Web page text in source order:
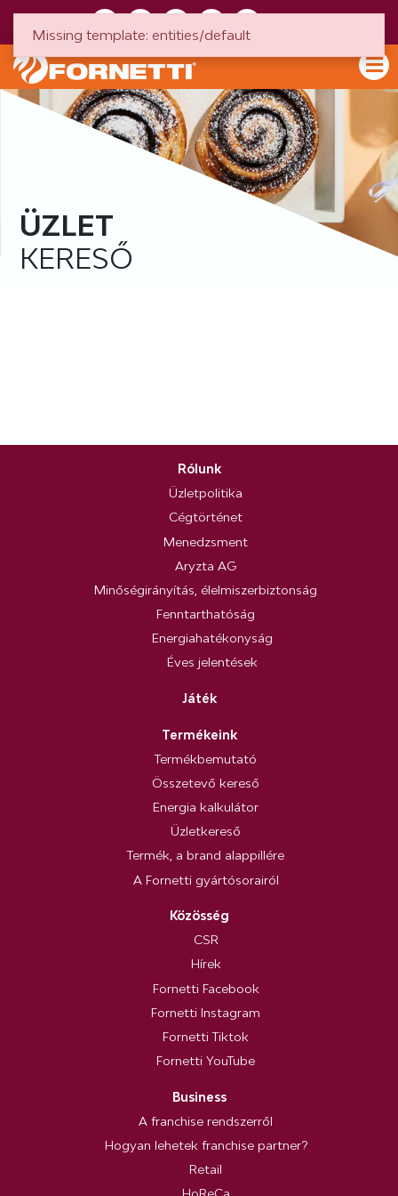
ÜZLET
KERESŐ
Rólunk
Üzletpolitika
Cégtörténet
Menedzsment
Aryzta AG
Minőségirányítás, élelmiszerbiztonság
Fenntarthatóság
Energiahatékonyság
Éves jelentések
Játék
Termékeink
Termékbemutató
Összetevő kereső
Energia kalkulátor
Üzletkereső
Termék, a brand alappillére
A Fornetti gyártósorairól
Közösség
CSR
Hírek
Fornetti Facebook
Fornetti Instagram
Fornetti Tiktok
Fornetti YouTube
Business
A franchise rendszerről
Hogyan lehetek franchise partner?
Retail
Missing template: entities/default